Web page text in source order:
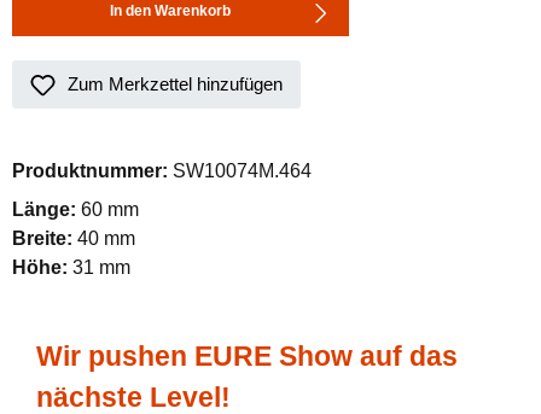
In den Warenkorb
Zum Merkzettel hinzufügen
Produktnummer: SW10074M.464
Länge: 60 mm
Breite: 40 mm
Höhe: 31 mm
Wir pushen EURE Show auf das
nächste Level!